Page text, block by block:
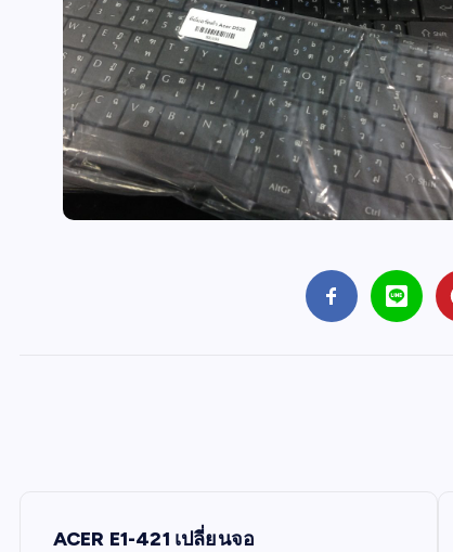
ACER E1-421 เปลี่ยนจอ